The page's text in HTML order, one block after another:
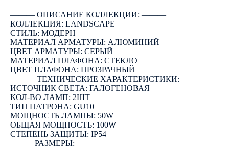
――― ОПИСАНИЕ КОЛЛЕКЦИИ: ―――
КОЛЛЕКЦИЯ: LANDSCAPE
СТИЛЬ: МОДЕРН
МАТЕРИАЛ АРМАТУРЫ: АЛЮМИНИЙ
ЦВЕТ АРМАТУРЫ: СЕРЫЙ
МАТЕРИАЛ ПЛАФОНА: СТЕКЛО
ЦВЕТ ПЛАФОНА: ПРОЗРАЧНЫЙ
――― ТЕХНИЧЕСКИЕ ХАРАКТЕРИСТИКИ: ―――
ИСТОЧНИК СВЕТА: ГАЛОГЕНОВАЯ
КОЛ-ВО ЛАМП: 2ШТ
ТИП ПАТРОНА: GU10
МОЩНОСТЬ ЛАМПЫ: 50W
ОБЩАЯ МОЩНОСТЬ: 100W
СТЕПЕНЬ ЗАЩИТЫ: IP54
―――РАЗМЕРЫ: ―――